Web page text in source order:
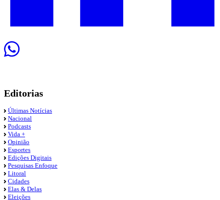
Editorias
Últimas Notícias
Nacional
Podcasts
Vida +
Opinião
Esportes
Edições Digitais
Pesquisas Enfoque
Litoral
Cidades
Elas & Delas
Eleições